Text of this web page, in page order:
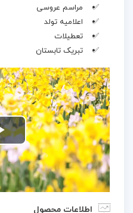
مراسم عروسی
اعلامیه تولد
تعطیلات
تبریک تابستان
اطلاعات محصول